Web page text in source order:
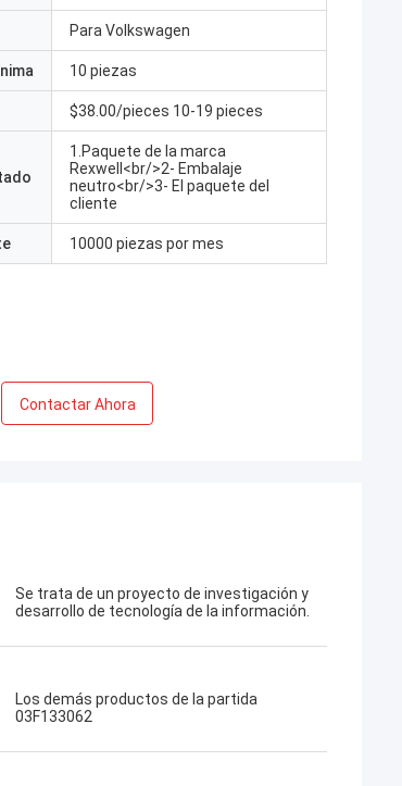
Para Volkswagen
10 piezas
$38.00/pieces 10-19 pieces
1.Paquete de la marca
Rexwell<br/>2- Embalaje
neutro<br/>3- El paquete del
cliente
10000 piezas por mes
Contactar Ahora
Se trata de un proyecto de investigación y
desarrollo de tecnología de la información.
Los demás productos de la partida
03F133062